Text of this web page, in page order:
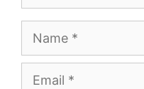
Name
Email